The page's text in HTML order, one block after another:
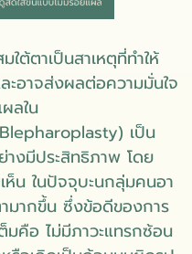
ต้ตาเป็นสาเหตุที่ทำให้
ะอาจส่งผลต่อความมั่นใจ
ลใน
เป็น
งมีประสิทธิภาพ โดย
ห็น ในปัจจุบะนกลุ่มคนอา
มากขึ้น ซึ่งข้อดีของการ
มคือ ไม่มีภาวะแทรกซ้อน